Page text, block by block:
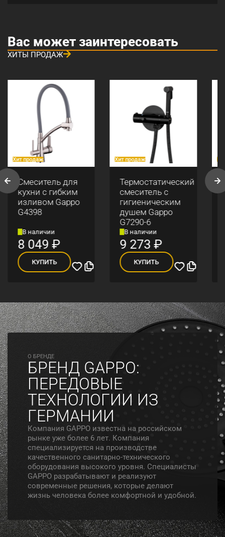
Вас может заинтересовать
ХИТЫ ПРОДАЖ
Хит продаж
Смеситель для
кухни с гибким
изливом Gappo
G4398
В наличии
8 049₽
КУПИТЬ
Хит продаж
Термостатический
смеситель с
гигиеническим
душем Gappo
G7290-6
В наличии
9 273₽
КУПИТЬ
O БРЕНДЕ
БРЕНД GAPPO:
ПЕРЕДОВЫЕ
ТЕХНОЛОГИИ ИЗ
ГЕРМАНИИ
Компания GAPPO известна на российском
рынке уже более 6 лет. Компания
специализируется на производстве
качественного санитарно-технического
оборудования высокого уровня. Специалисты
GAPPO разрабатывают и реализуют
современные решения, которые делают
жизнь человека более комфортной и удобной.